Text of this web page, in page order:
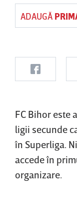
ADAUGĂ
FC Bihor este
ligii secunde
în Superliga.
accede în
organizare.